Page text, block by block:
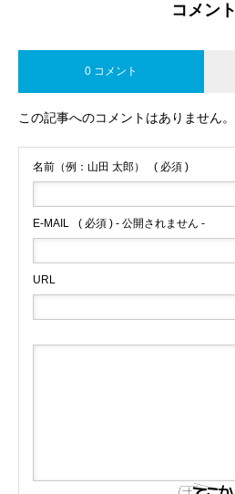
コメント
0 コメント
この記事へのコメントはありません。
名前（例：山田 太郎） ( 必須 )
E-MAIL ( 必須 ) - 公開されません -
URL